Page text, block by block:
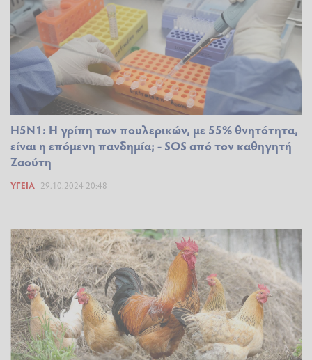
Η5Ν1: Η γρίπη των πουλερικών, με 55% θνητότητα,
είναι η επόμενη πανδημία; - SOS από τον καθηγητή
Ζαούτη
ΥΓΕΊΑ 29.10.2024 20:48